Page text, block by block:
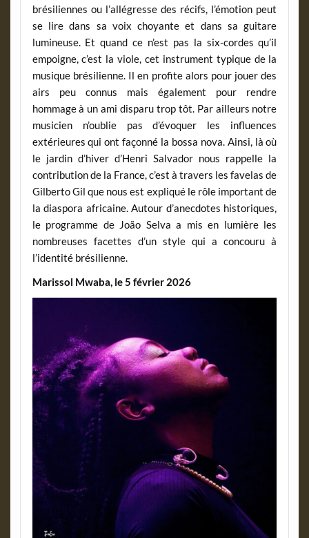
brésiliennes ou l’allégresse des récifs, l’émotion peut
se lire dans sa voix choyante et dans sa guitare
lumineuse. Et quand ce n’est pas la six-cordes qu’il
empoigne, c’est la viole, cet instrument typique de la
musique brésilienne. Il en profite alors pour jouer des
airs peu connus mais également pour rendre
hommage à un ami disparu trop tôt. Par ailleurs notre
musicien n’oublie pas d’évoquer les influences
extérieures qui ont façonné la bossa nova. Ainsi, là où
le jardin d’hiver d’Henri Salvador nous rappelle la
contribution de la France, c’est à travers les favelas de
Gilberto Gil que nous est expliqué le rôle important de
la diaspora africaine. Autour d’anecdotes historiques,
le programme de João Selva a mis en lumière les
nombreuses facettes d’un style qui a concouru à
l’identité brésilienne.
Marissol Mwaba, le 5 février 2026